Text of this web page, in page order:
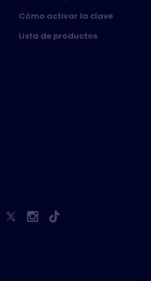
Cómo activar la clave
Lista de productos